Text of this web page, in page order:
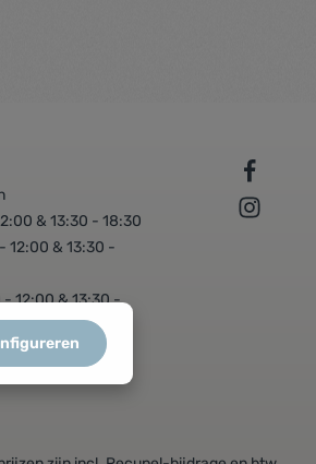
& 13:30 - 18:30
12:00 & 13:30 -
12:00 & 13:30 -
& 13:30 - 18:30